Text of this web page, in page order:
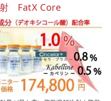
FatX Core